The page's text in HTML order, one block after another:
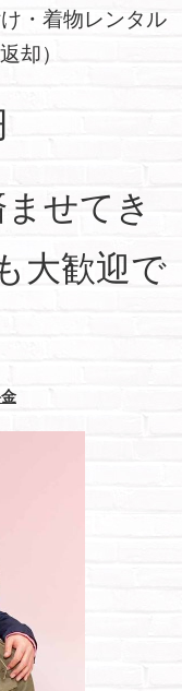
・着物レンタル
却）
せてき
大歓迎で